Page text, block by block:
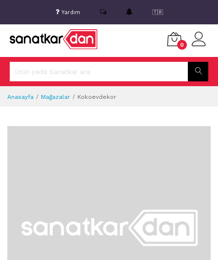
Yardım 🇹🇷
0
Anasayfa Mağazalar Kokoevdekor